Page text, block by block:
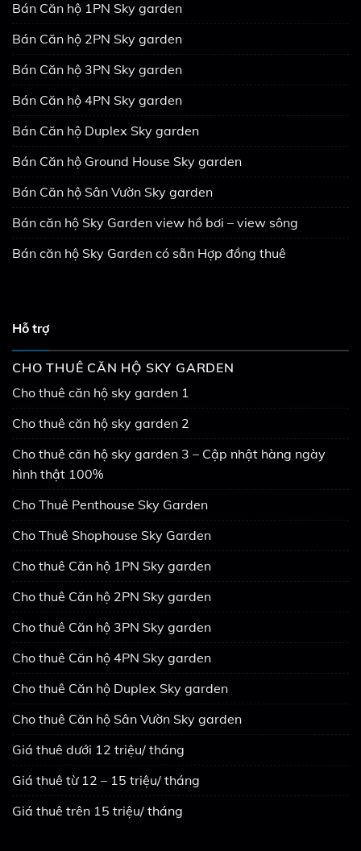
Bán Căn hộ 1PN Sky garden
Bán Căn hộ 2PN Sky garden
Bán Căn hộ 3PN Sky garden
Bán Căn hộ 4PN Sky garden
Bán Căn hộ Duplex Sky garden
Bán Căn hộ Ground House Sky garden
Bán Căn hộ Sân Vườn Sky garden
Bán căn hộ Sky Garden view hồ bơi – view sông
Bán căn hộ Sky Garden có sẵn Hợp đồng thuê
Hỗ trợ
CHO THUÊ CĂN HỘ SKY GARDEN
Cho thuê căn hộ sky garden 1
Cho thuê căn hộ sky garden 2
Cho thuê căn hộ sky garden 3 – Cập nhật hàng ngày
hình thật 100%
Cho Thuê Penthouse Sky Garden
Cho Thuê Shophouse Sky Garden
Cho thuê Căn hộ 1PN Sky garden
Cho thuê Căn hộ 2PN Sky garden
Cho thuê Căn hộ 3PN Sky garden
Cho thuê Căn hộ 4PN Sky garden
Cho thuê Căn hộ Duplex Sky garden
Cho thuê Căn hộ Sân Vườn Sky garden
Giá thuê dưới 12 triệu/ tháng
Giá thuê từ 12 – 15 triệu/ tháng
Giá thuê trên 15 triệu/ tháng